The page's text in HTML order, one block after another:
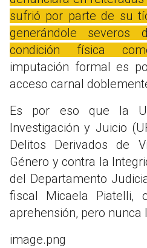
sufrió por parte de su
generándole
condición física
imputación formal es
acceso carnal
Es por eso que la
Investigación y Juicio
Delitos Derivados de
Género y contra la
del Departamento
fiscal Micaela Piatelli,
aprehensión, pero nunca
image.png